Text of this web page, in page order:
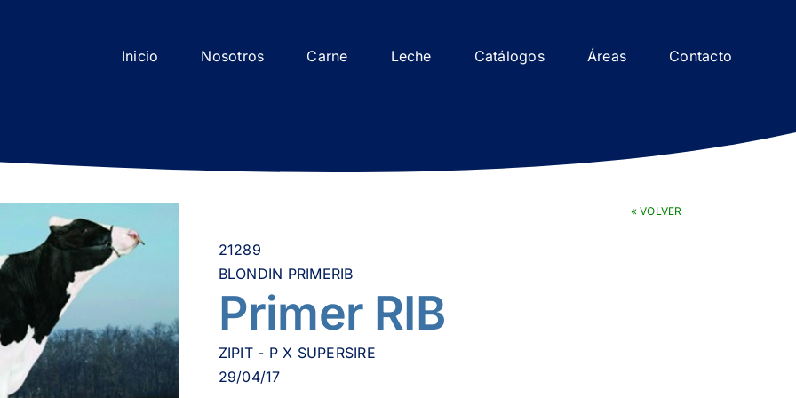
Inicio Nosotros Carne Leche Catálogos Áreas Contacto
« VOLVER
21289
BLONDIN PRIMERIB
Primer RIB
ZIPIT - P X SUPERSIRE
29/04/17